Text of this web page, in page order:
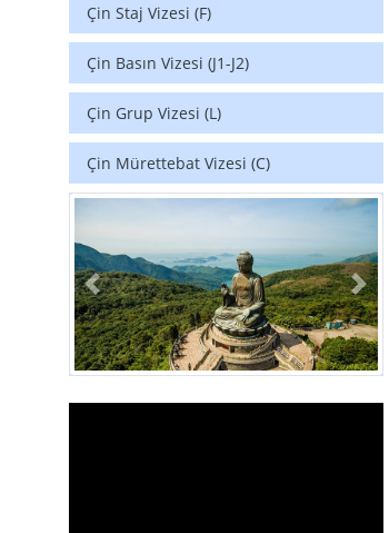
Çin Staj Vizesi (F)
Çin Basın Vizesi (J1-J2)
Çin Grup Vizesi (L)
Çin Mürettebat Vizesi (C)
Previous Next